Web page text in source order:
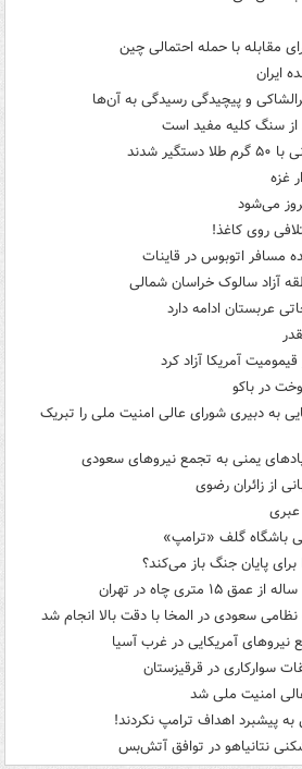
مقابله با حمله احتمالی چین
ایران
و پیچیدگی رسیدگی به آن‌ها
از سنگ کلیه مفید است
غزه
می‌شود
روی کاغذ!
آزاد سالوک خراسان شمالی
عربستان ادامه دارد
آمریکا آزاد کرد
در باکو
به دبیری شورای عالی امنیت ملی را تبریک
یمنی به تجمع نیروهای سعودی
از زائران رضوی
عبری
باشگاه گلف «ترامپ»
برای پایان جنگ باز می‌کند؟
سعودی در المخا با دقت بالا انجام شد
نیروهای آمریکایی در غرب آسیا
سوارکاری در قرقیزستان
امنیت ملی شد
پیشبرد اهداف ترامپ نکردند!
نتانیاهو در توافق آتش‌بس